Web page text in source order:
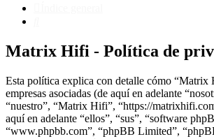
Matrix Hifi - Política de
Esta política explica con detalle cómo “Matrix
empresas asociadas (de aquí en adelante
“nuestro”, “Matrix Hifi”, “https://
aquí en adelante “ellos”, “sus”, “software
“www.phpbb.com”, “phpBB Limited”,